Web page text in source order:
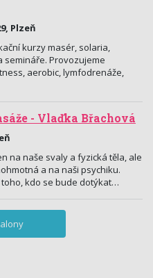
Plzeň
kurzy masér, solaria,
semináře. Provozujeme
aerobic, lymfodrenáže,
- Vlaďka Břachová
na naše svaly a fyzická těla, ale
a na naši psychiku.
kdo se bude dotýkat…